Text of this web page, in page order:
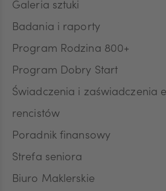
DKK
Galeria sztuki
Badania i raporty
Program Rodzina 800+
Program Dobry Start
Świadczenia i zaświadczenia
rencistów
Poradnik finansowy
Strefa seniora
Biuro Maklerskie